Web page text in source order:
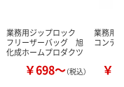
業務用ジップロック
フリーザーバッグ 旭
化成ホームプロダクツ
￥698～（税込）
業務用
コンテ
￥